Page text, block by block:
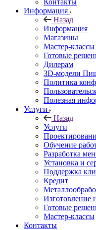
Контакты
Информация
Назад
Информация
Магазины
Мастер-классы
Готовые
Дилерам
3D-модели
Политика
Полезная
Услуги
Назад
Услуги
Обучение
Разработка
Установка и
Поддержка
Кредит
Изготовление
Готовые
Мастер-классы
Контакты